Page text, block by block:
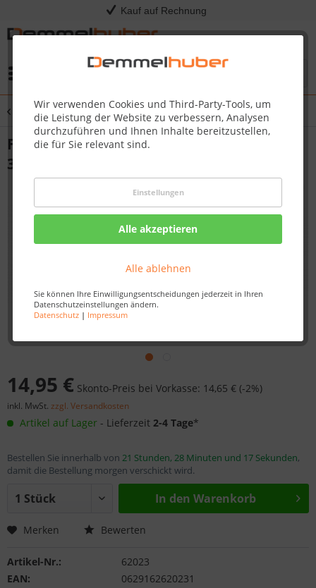
Kauf auf Rechnung
Wir verwenden Cookies und Third-Party-Tools, um
die Leistung der Website zu verbessern, Analysen
durchzuführen und Ihnen Inhalte bereitzustellen,
die für Sie relevant sind.
Einstellungen
Alle akzeptieren
Alle ablehnen
Sie können Ihre Einwilligungsentscheidungen jederzeit in Ihren
Datenschutzeinstellungen ändern.
Datenschutz| Impressum
Übersicht Grillreinigung & Grillpflege
Fettauffangschale für PRESTIGE/PRO500
3 Stück
14,95 € Skonto-Preis bei Vorkasse: 14,65 € (-2%)
inkl. MwSt. zzgl. Versandkosten
Artikel auf Lager - Lieferzeit 2-4 Tage*
Bestellen Sie innerhalb von 21 Stunden, 28 Minuten und 16 Sekunden,
damit die Bestellung morgen verschickt wird.
In den Warenkorb
Merken Bewerten
Artikel-Nr.:
62023
EAN:
0629162620231